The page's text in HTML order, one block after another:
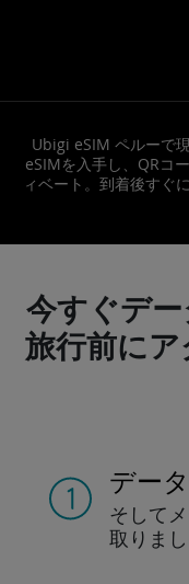
Ubigi eSIM ペルーで
eSIMを入手し、QRコ
ィベート。到着後すぐ
今すぐデー
旅行前に
デー
そして
取りま